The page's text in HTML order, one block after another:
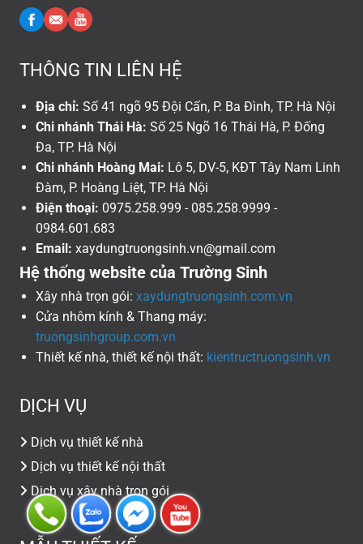
THÔNG TIN LIÊN HỆ
Địa chỉ: Số 41 ngõ 95 Đội Cấn, P. Ba Đình, TP. Hà Nội
Chi nhánh Thái Hà: Số 25 Ngõ 16 Thái Hà, P. Đống
Đa, TP. Hà Nội
Chi nhánh Hoàng Mai: Lô 5, DV-5, KĐT Tây Nam Linh
Đàm, P. Hoàng Liệt, TP. Hà Nội
Điện thoại: 0975.258.999 - 085.258.9999 -
0984.601.683
Email: xaydungtruongsinh.vn@gmail.com
Hệ thống website của Trường Sinh
Xây nhà trọn gói: xaydungtruongsinh.com.vn
Cửa nhôm kính & Thang máy:
truongsinhgroup.com.vn
Thiết kế nhà, thiết kế nội thất: kientructruongsinh.vn
DỊCH VỤ
Dịch vụ thiết kế nhà
Dịch vụ thiết kế nội thất
Dịch vụ xây nhà trọn gói